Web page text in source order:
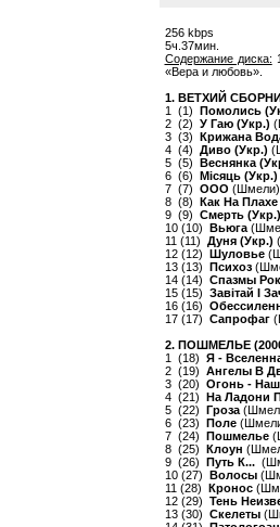
256 kbps
5ч.37мин.
Содержание диска:
«Вера и любовь».
1. ВЕТХИЙ
1 (1) Помолись
2 (2) У Гаю (Укр.)
3 (3) Крижана
4 (4) Диво (Укр.)
5 (5) Веснянка
6 (6) Мiсяць (Укр.)
7 (7) ООО (Шмели)
8 (8) Как На
9 (9) Смерть (Укр.)
10 (10) Вьюга
11 (11) Дуня (Укр.)
12 (12) Шуловье
13 (13) Психоз
14 (14) Спазмы
15 (15) Завiтай I
16 (16)
17 (17) Сапрофаг
2. ПОШМЕЛЬЕ
1 (18) Я -
2 (19) Ангелы В
3 (20) Огонь -
4 (21) На Ладони
5 (22) Гроза
6 (23) Поле
7 (24) Пошмелье
8 (25) Клоун
9 (26) Путь К...
10 (27) Волосы
11 (28) Кронос
12 (29) Тень
13 (30) Скелеты